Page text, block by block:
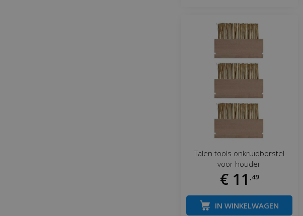
Talen tools onkruidborstel
voor houder
€ 11 49
IN WINKELWAGEN